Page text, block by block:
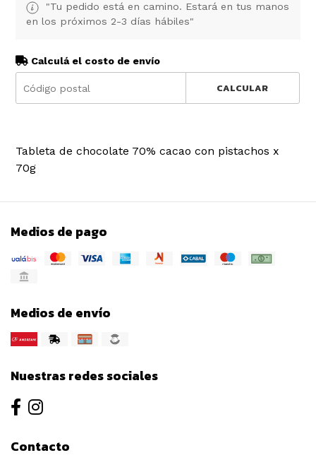
"Tu pedido está en camino. Estará en tus manos
en los próximos 2-3 días hábiles"
Calculá el costo de envío
CALCULAR
Tableta de chocolate 70% cacao con pistachos x
70g
Medios de pago
Medios de envío
Nuestras redes sociales
Contacto